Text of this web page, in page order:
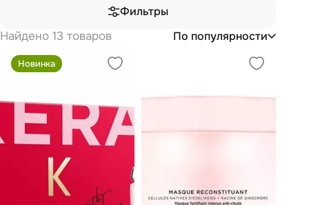
Фильтры
Найдено 13 товаров
По популярности
Новинка